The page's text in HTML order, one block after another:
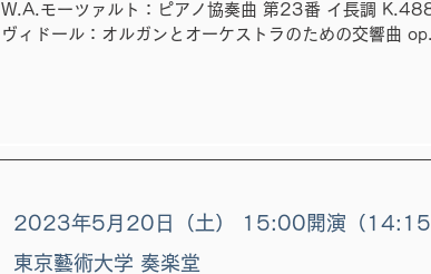
W.A.モーツァルト：ピアノ協奏曲 第23番 イ長調
ヴィドール：オルガンとオーケストラのための交響曲
​2023年5月20日（土） 15:00開演（14:15
東京藝術大学 奏楽堂